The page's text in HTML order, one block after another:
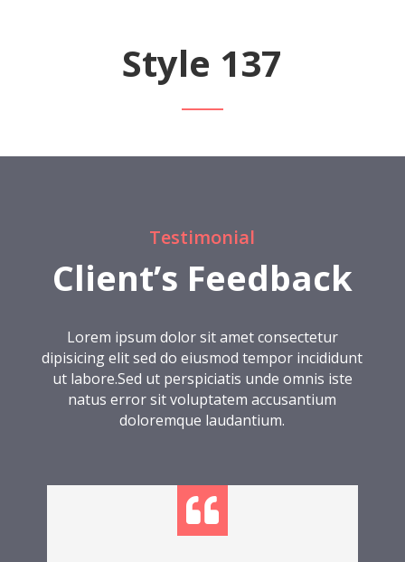
Style 137
Testimonial
Client’s Feedback
Lorem ipsum dolor sit amet consectetur
dipisicing elit sed do eiusmod tempor incididunt
ut labore.Sed ut perspiciatis unde omnis iste
natus error sit voluptatem accusantium
doloremque laudantium.
